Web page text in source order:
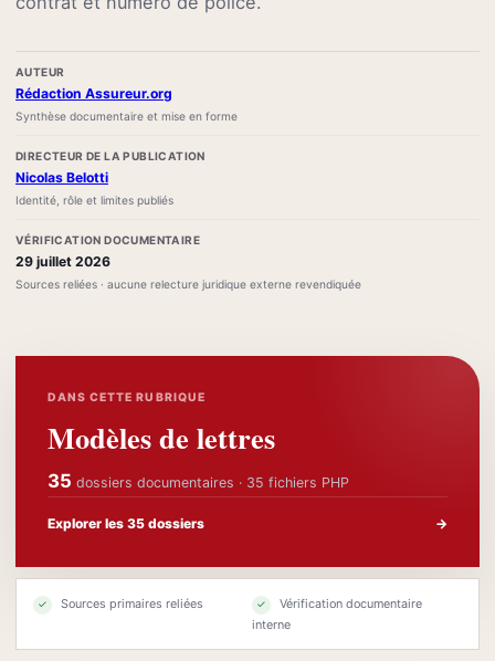
AUTEUR
Rédaction Assureur.org
Synthèse documentaire et mise en forme
DIRECTEUR DE LA PUBLICATION
Nicolas Belotti
Identité, rôle et limites publiés
VÉRIFICATION DOCUMENTAIRE
29 juillet 2026
Sources reliées · aucune relecture juridique externe revendiquée
DANS CETTE RUBRIQUE
Modèles de lettres
35 dossiers documentaires · 35 fichiers PHP
Explorer les 35 dossiers →
✓ Sources primaires reliées ✓
Vérification documentaire
interne